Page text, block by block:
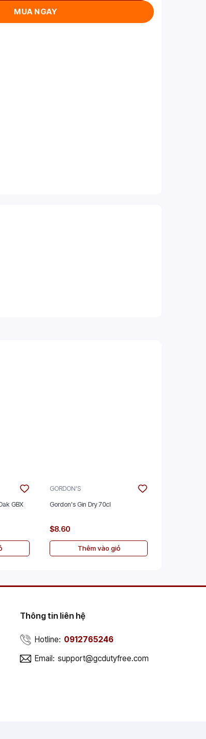
MUA NGAY
GBX
GORDON'S
Gordon's Gin Dry 70cl
$8.60
Thêm vào giỏ
Thông tin liên hệ
Hotline: 0912765246
Email: support@gcdutyfree.com